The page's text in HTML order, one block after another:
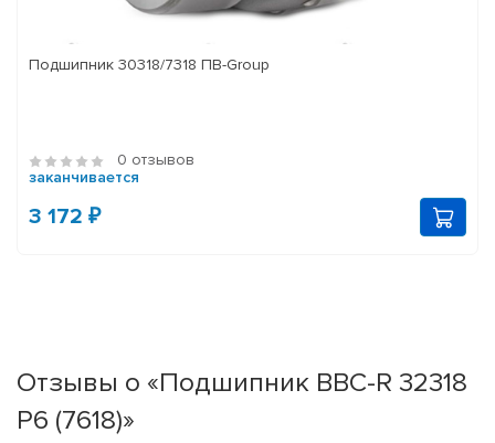
Подшипник 30318/7318 ПВ-Group
0 отзывов
заканчивается
3 172 ₽
Отзывы о «Подшипник BBC-R 32318
P6 (7618)»